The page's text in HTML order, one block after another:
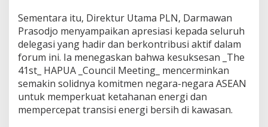
N
Sementara itu, Direktur Utama PLN, Darmawan
Prasodjo menyampaikan apresiasi kepada seluruh
delegasi yang hadir dan berkontribusi aktif dalam
forum ini. Ia menegaskan bahwa kesuksesan _The
41st_ HAPUA _Council Meeting_ mencerminkan
semakin solidnya komitmen negara-negara ASEAN
untuk memperkuat ketahanan energi dan
mempercepat transisi energi bersih di kawasan.